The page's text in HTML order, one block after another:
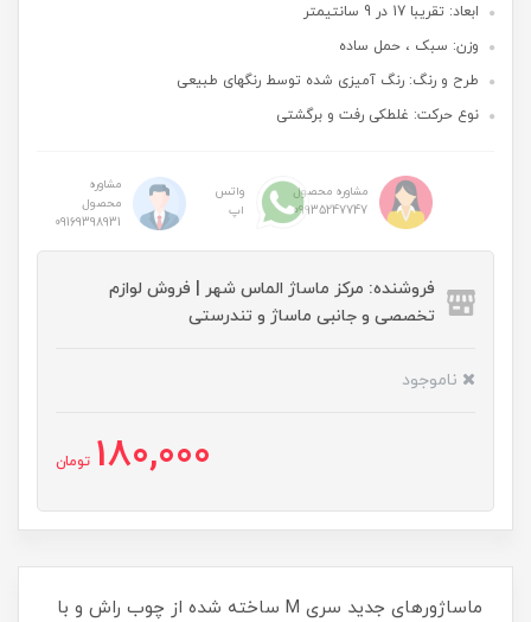
ابعاد: تقریبا 17 در 9 سانتیمتر
وزن: سبک ، حمل ساده
طرح و رنگ: رنگ آمیزی شده توسط رنگهای طبیعی
نوع حرکت: غلطکی رفت و برگشتی
مشاوره محصول
09935247747
واتس
اپ
مشاوره
محصول
09169398931
فروشنده: مرکز ماساژ الماس شهر | فروش لوازم
تخصصی و جانبی ماساژ و تندرستی
ناموجود
180,000 تومان
ماساژورهای جدید سری M ساخته شده از چوب راش و با